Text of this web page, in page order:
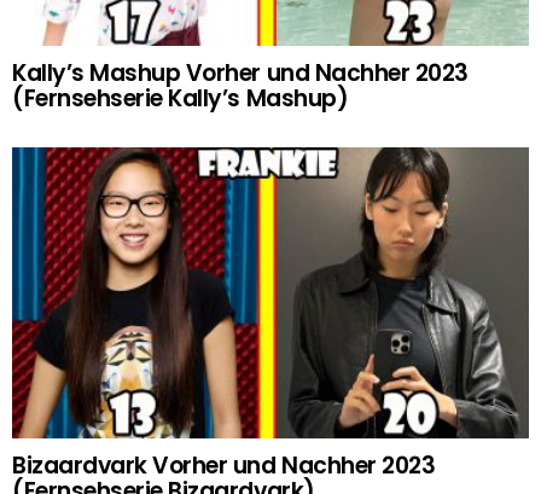
Kally’s Mashup Vorher und Nachher 2023
(Fernsehserie Kally’s Mashup)
Bizaardvark Vorher und Nachher 2023